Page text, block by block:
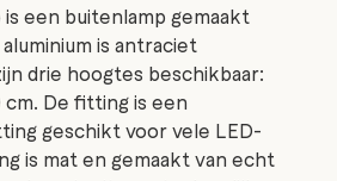
een buitenlamp gemaakt
is antraciet
drie hoogtes beschikbaar:
cm. De fitting is een
geschikt voor vele LED-
is mat en gemaakt van echt